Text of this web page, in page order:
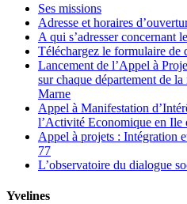
Ses missions
Adresse et horaires
A qui s’adresser concernant
Téléchargez le formulaire de
Lancement de l’Appel à
sur chaque département de
Marne
Appel à Manifestation
l’Activité Economique en Ile
Appel à projets : Intégration
77
L’observatoire du dialogue
Yvelines